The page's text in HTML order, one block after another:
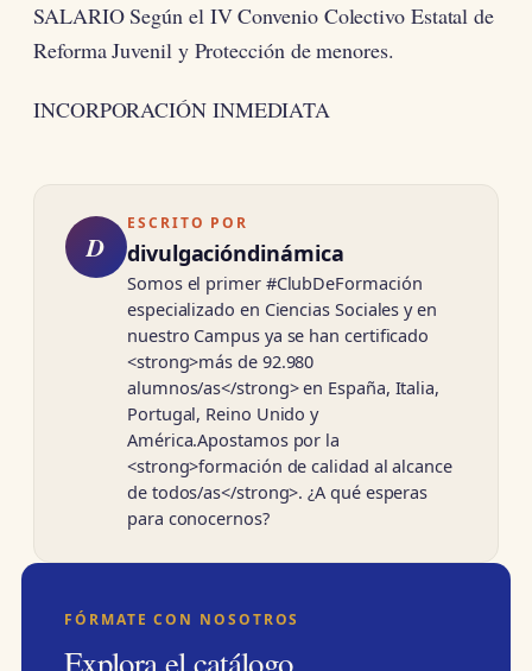
SALARIO Según el IV Convenio Colectivo Estatal de
Reforma Juvenil y Protección de menores.
INCORPORACIÓN INMEDIATA
D
ESCRITO POR
divulgacióndinámica
Somos el primer #ClubDeFormación
especializado en Ciencias Sociales y en
nuestro Campus ya se han certificado
<strong>más de 92.980
alumnos/as</strong> en España, Italia,
Portugal, Reino Unido y
América.Apostamos por la
<strong>formación de calidad al alcance
de todos/as</strong>. ¿A qué esperas
para conocernos?
FÓRMATE CON NOSOTROS